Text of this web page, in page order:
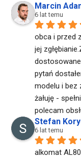
Marcin
6 lat temu
obca i przed
jej
pytań
modelu i bez
żałuję -
polecam
Stefan
6 lat temu
alkomat